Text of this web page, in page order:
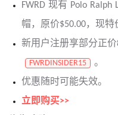
FWRD 现有 Polo
帽，原价$50.00，现特
新用户注册享部分正价
FWRDINSIDER15
。
优惠随时可能失效。
立即购买>>